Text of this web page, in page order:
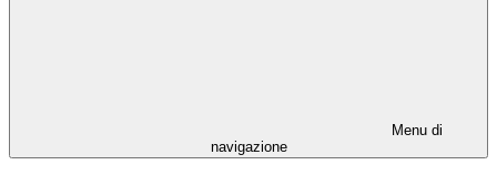
Menu di
navigazione